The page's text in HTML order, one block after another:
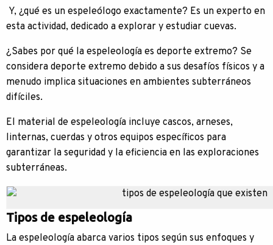
Y, ¿qué es un espeleólogo exactamente? Es un experto en
esta actividad, dedicado a explorar y estudiar cuevas.
¿Sabes por qué la espeleología es deporte extremo? Se
considera deporte extremo debido a sus desafíos físicos y a
menudo implica situaciones en ambientes subterráneos
difíciles.
El material de espeleología incluye cascos, arneses,
linternas, cuerdas y otros equipos específicos para
garantizar la seguridad y la eficiencia en las exploraciones
subterráneas.
Tipos de espeleología
La espeleología abarca varios tipos según sus enfoques y